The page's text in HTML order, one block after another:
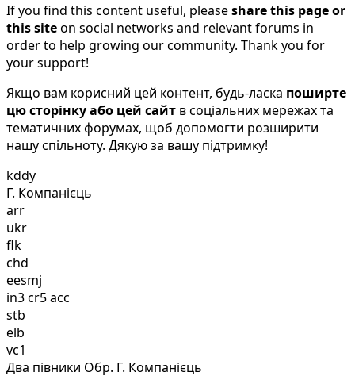
If you find this content useful, pleaseshare this page or
this siteon social networks and relevant forums in
order to help growing our community. Thank you for
your support!
Якщо вам корисний цей контент, будь-ласка поширте
цю сторінку або цей сайт в соціальних мережах та
тематичних форумах, щоб допомогти розширити
нашу спільноту. Дякую за вашу підтримку!
kddy
Г. Компанієць
arr
ukr
flk
chd
eesmj
in3 cr5 acc
stb
elb
vc1
Два півники Обр. Г. Компанієць